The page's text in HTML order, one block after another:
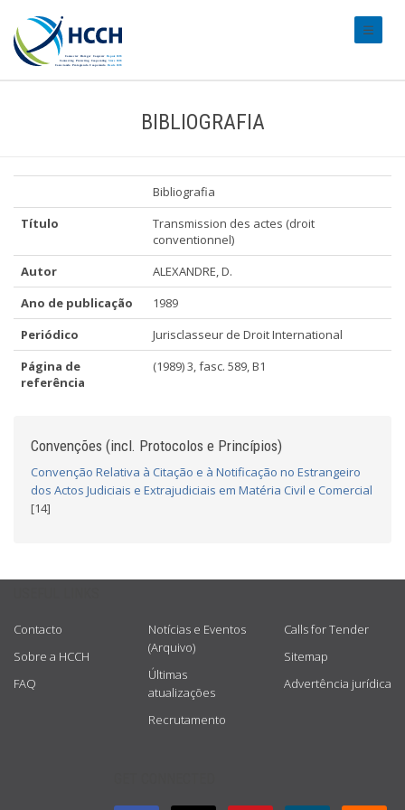
BIBLIOGRAFIA
Bibliografia
Título
Transmission des actes (droit
conventionnel)
Autor
ALEXANDRE, D.
Ano de publicação
1989
Periódico
Jurisclasseur de Droit International
Página de
referência
(1989) 3, fasc. 589, B1
Convenções (incl. Protocolos e Princípios)
Convenção Relativa à Citação e à Notificação no Estrangeiro
dos Actos Judiciais e Extrajudiciais em Matéria Civil e Comercial
[14]
Contacto
Sobre a HCCH
FAQ
Notícias e Eventos
(Arquivo)
Últimas
atualizações
Recrutamento
Calls for Tender
Sitemap
Advertência jurídica